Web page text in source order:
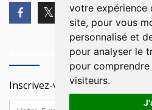
votre expérience
site, pour vous
personnalisé et
pour analyser le
pour
visiteurs.
Inscrivez-vous à notre